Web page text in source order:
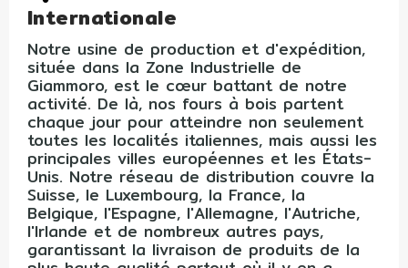
Internationale
Notre usine de production et d'expédition,
située dans la Zone Industrielle de
Giammoro, est le cœur battant de notre
activité. De là, nos fours à bois partent
chaque jour pour atteindre non seulement
toutes les localités italiennes, mais aussi les
principales villes européennes et les États-
Unis. Notre réseau de distribution couvre la
Suisse, le Luxembourg, la France, la
Belgique, l'Espagne, l'Allemagne, l'Autriche,
l'Irlande et de nombreux autres pays,
garantissant la livraison de produits de la